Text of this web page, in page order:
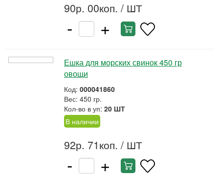
90р. 00коп. / ШТ
- +
Ешка для морских свинок 450 гр
овощи
Код: 000041860
Вес: 450 гр.
Кол-во в уп: 20 ШТ
В наличии
92р. 71коп. / ШТ
- +